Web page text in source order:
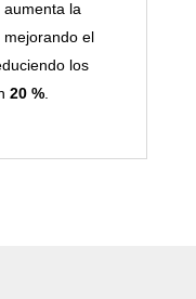
aumenta la
mejorando el
los
20 %.